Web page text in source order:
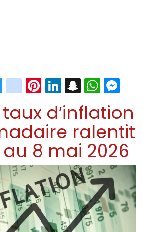
Twitter
instagram
Pinterest
LinkedIn
Snapchat
taux d’inflation
ralentit
au 8 mai 2026